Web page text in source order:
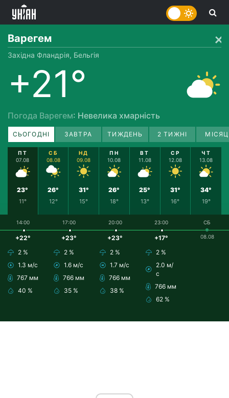
Варегем
Західна Фландрія, Бельгія
+21°
Погода Варегем: Невелика хмарність
СЬОГОДНІ ЗАВТРА ТИЖДЕНЬ 2 ТИЖНІ
ПТ
07.08
23°
11°
СБ
08.08
26°
12°
НД
09.08
31°
15°
ПН
10.08
26°
18°
ВТ
11.08
25°
13°
СР
12.08
31°
16°
ЧТ
13.08
34°
19°
14:00
+22°
2 %
1.3 м/с
767 мм
40 %
17:00
+23°
2 %
1.6 м/с
766 мм
35 %
20:00
+23°
2 %
1.7 м/с
766 мм
38 %
23:00
+17°
2 %
2.0 м/
с
766 мм
62 %
СБ
08.08